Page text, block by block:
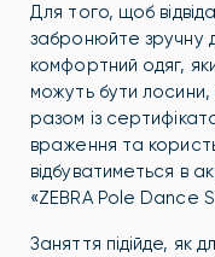
Для того, щоб
забронюйте зручну
комфортний одяг,
можуть бути
разом із
враження та
відбуватиметься в
«ZEBRA Pole Dance
Заняття підійде, як